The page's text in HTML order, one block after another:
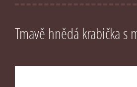
Tmavě hnědá krabička s